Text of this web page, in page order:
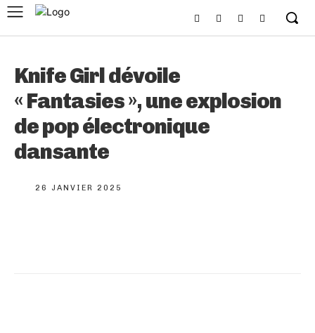
Knife Girl dévoile
« Fantasies », une explosion
de pop électronique
dansante
26 JANVIER 2025